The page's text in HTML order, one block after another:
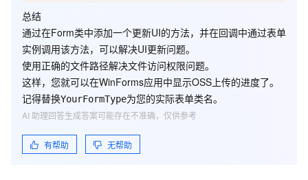
总结
通过在Form类中添加一个更新UI的方法，并在回调中通过表单
实例调用该方法，可以解决UI更新问题。
使用正确的文件路径解决文件访问权限问题。
这样，您就可以在WinForms应用中显示OSS上传的进度了。
记得替换YourFormType为您的实际表单类名。
有帮助 无帮助
AI 助理回答生成答案可能存在不准确，仅供参考